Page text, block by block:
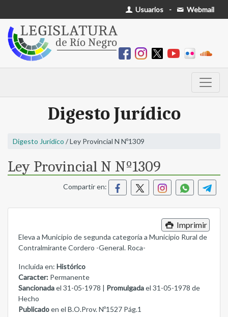
Usuarios - Webmail
Digesto Jurídico
Digesto Jurídico / Ley Provincial N Nº1309
Ley Provincial N Nº1309
Compartir en:
Imprimir
Eleva a Municipio de segunda categoría a Municipio Rural de
Contralmirante Cordero -General. Roca-
Incluida en: Histórico
Caracter: Permanente
Sancionadael 31-05-1978 | Promulgadael 31-05-1978 de
Hecho
Publicadoen el B.O.Prov. Nº1527 Pág.1